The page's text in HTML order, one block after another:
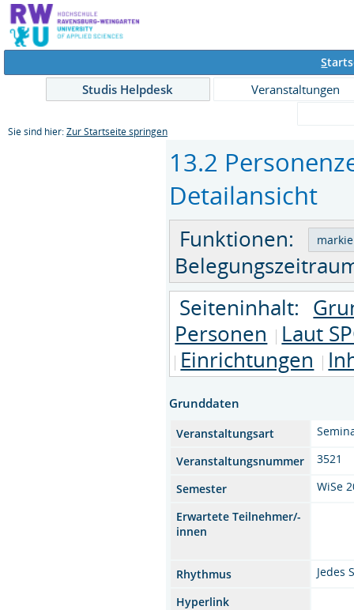
S
Studis Helpdesk
Veranstaltungen
Sie sind hier: Zur Startseite springen
13.2
Detailansicht
Funktionen:
Seiteninhalt:
Personen
Laut
Einrichtungen
Grunddaten
Veranstaltungsart
Veranstaltungsnummer
3521
Semester
WiSe
Erwartete Teilnehmer/-
innen
Rhythmus
Jedes
Hyperlink